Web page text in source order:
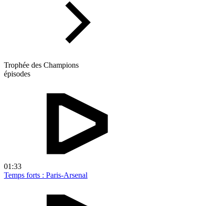
Trophée des Champions
épisodes
01:33
Temps forts : Paris-Arsenal